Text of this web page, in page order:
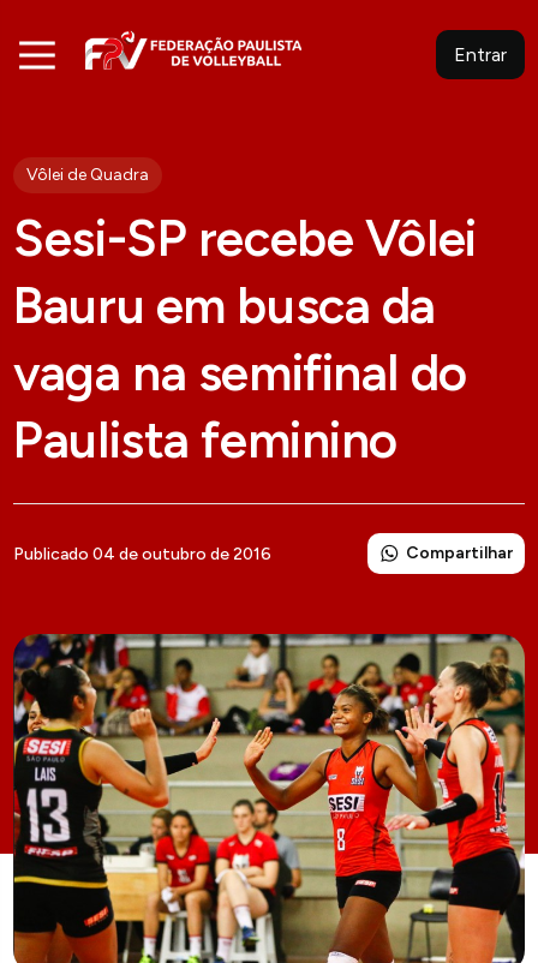
Entrar
Vôlei de Quadra
Sesi-SP recebe Vôlei
Bauru em busca da
vaga na semifinal do
Paulista feminino
Publicado 04 de outubro de 2016 Compartilhar